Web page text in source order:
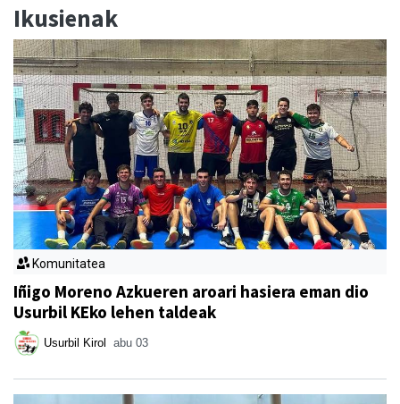
Ikusienak
Komunitatea
Iñigo Moreno Azkueren aroari hasiera eman dio
Usurbil KEko lehen taldeak
Usurbil Kirol abu 03